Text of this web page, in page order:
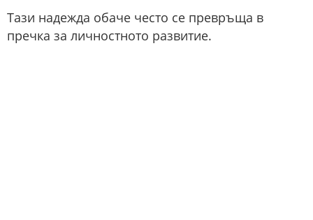
Тази надежда обаче често се превръща в
пречка за личностното развитие.